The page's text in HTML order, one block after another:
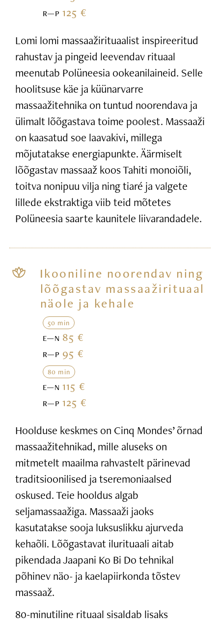
R—P125 €
Lomi lomi massaažirituaalist inspireeritud
rahustav ja pingeid leevendav rituaal
meenutab Polüneesia ookeanilaineid. Selle
hoolitsuse käe ja küünarvarre
massaažitehnika on tuntud noorendava ja
ülimalt lõõgastava toime poolest. Massaaži
on kaasatud soe laavakivi, millega
mõjutatakse energiapunkte. Äärmiselt
lõõgastav massaaž koos Tahiti monoiõli,
toitva nonipuu vilja ning tiaré ja valgete
lillede ekstraktiga viib teid mõtetes
Polüneesia saarte kaunitele liivarandadele.
Ikooniline noorendav ning
lõõgastav massaažirituaal
näole ja kehale
50 min
E—N 85 €
R—P 95 €
80 min
E—N115 €
R—P125 €
Hoolduse keskmes on Cinq Mondes’ õrnad
massaažitehnikad, mille aluseks on
mitmetelt maailma rahvastelt pärinevad
traditsioonilised ja tseremoniaalsed
oskused. Teie hooldus algab
seljamassaažiga. Massaaži jaoks
kasutatakse sooja luksuslikku ajurveda
kehaõli. Lõõgastavat ilurituaali aitab
pikendada Jaapani Ko Bi Do tehnikal
põhinev näo- ja kaelapiirkonda tõstev
massaaž.
80-minutiline rituaal sisaldab lisaks